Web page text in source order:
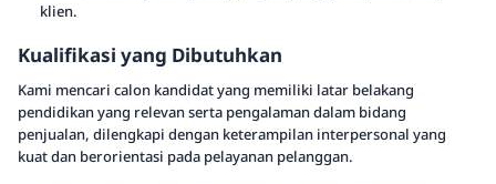
klien.
Kualifikasi yang Dibutuhkan
Kami mencari calon kandidat yang memiliki latar belakang
pendidikan yang relevan serta pengalaman dalam bidang
penjualan, dilengkapi dengan keterampilan interpersonal yang
kuat dan berorientasi pada pelayanan pelanggan.